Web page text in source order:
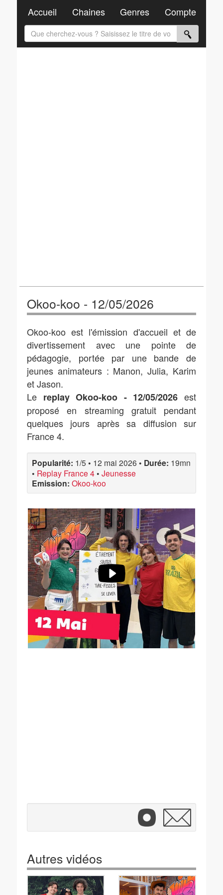
Okoo-koo - 12/05/2026
Okoo-koo est l'émission d'accueil et de
divertissement avec une pointe de
pédagogie, portée par une bande de
jeunes animateurs : Manon, Julia, Karim
et Jason.
Le replay Okoo-koo - 12/05/2026 est
proposé en streaming gratuit pendant
quelques jours après sa diffusion sur
France 4.
Popularité: 1/5 • 12 mai 2026 • Durée: 19mn
• Replay France 4 • Jeunesse
Emission: Okoo-koo
Autres vidéos
Accueil Chaines Genres Compte